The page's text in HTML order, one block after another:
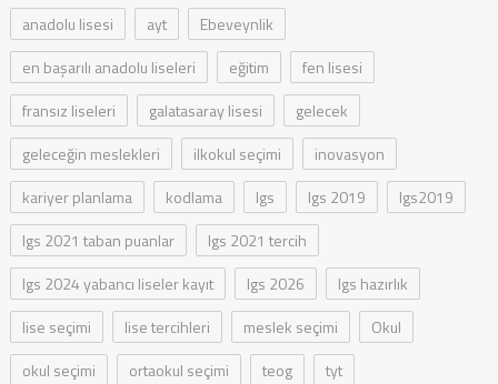
anadolu lisesi
ayt
Ebeveynlik
en başarılı anadolu liseleri
eğitim
fen lisesi
fransız liseleri
galatasaray lisesi
gelecek
geleceğin meslekleri
ilkokul seçimi
inovasyon
kariyer planlama
kodlama lgs lgs 2019
lgs2019
lgs 2021 taban puanlar
lgs 2021 tercih
lgs 2024 yabancı liseler kayıt
lgs 2026
lgs hazırlık
lise seçimi
lise tercihleri meslek seçimi
Okul
okul seçimi
ortaokul seçimi teog
tyt